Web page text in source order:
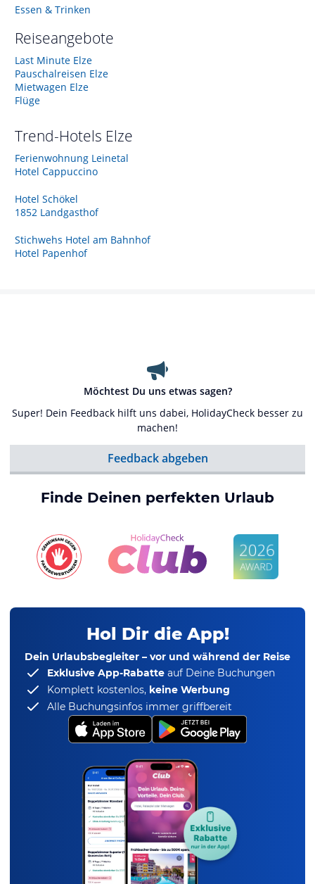
Essen & Trinken
Reiseangebote
Last Minute Elze
Pauschalreisen Elze
Mietwagen Elze
Flüge
Trend-Hotels Elze
Ferienwohnung Leinetal
Hotel Cappuccino
Hotel Schökel
1852 Landgasthof
Stichwehs Hotel am Bahnhof
Hotel Papenhof
Möchtest Du uns etwas sagen?
Super! Dein Feedback hilft uns dabei, HolidayCheck besser zu
machen!
Feedback abgeben
Finde Deinen perfekten Urlaub
Hol Dir die App!
Dein Urlaubsbegleiter – vor und während der Reise
Exklusive App-Rabatte auf Deine Buchungen
Komplett kostenlos, keine Werbung
Alle Buchungsinfos immer griffbereit